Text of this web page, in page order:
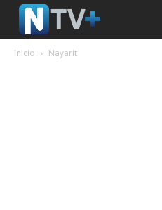
Inicio Nayarit